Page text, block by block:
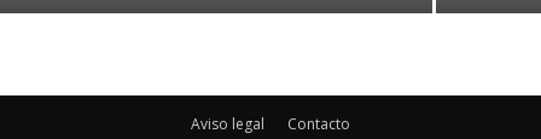
Aviso legal
Contacto